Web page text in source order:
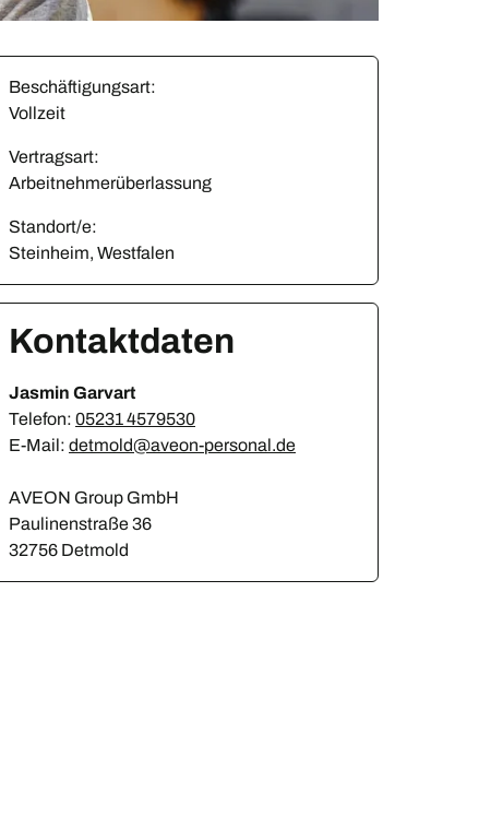
Beschäftigungsart:
Vollzeit
Vertragsart:
Arbeitnehmerüberlassung
Standort/e:
Steinheim, Westfalen
Kontaktdaten
Jasmin Garvart
Telefon: 05231 4579530
E-Mail: detmold@aveon-personal.de
AVEON Group GmbH
Paulinenstraße 36
32756 Detmold